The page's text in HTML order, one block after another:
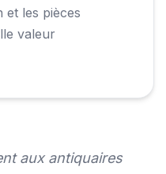
et les pièces
valeur
aux antiquaires